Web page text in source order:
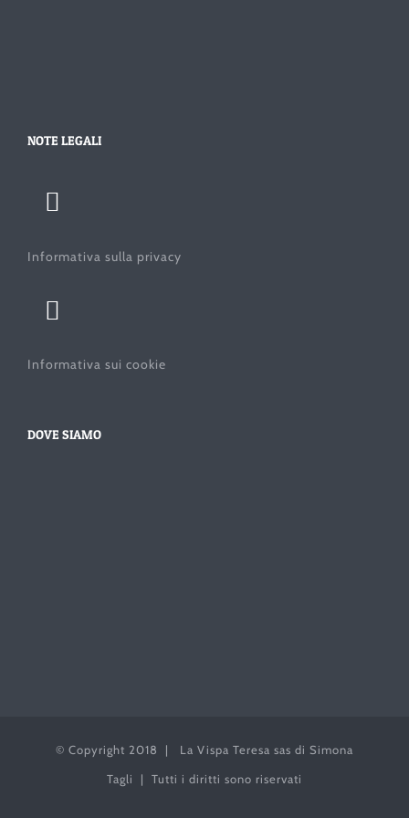
NOTE LEGALI
Informativa sulla privacy
Informativa sui cookie
DOVE SIAMO
© Copyright 2018 | La Vispa Teresa sas di Simona
Tagli | Tutti i diritti sono riservati